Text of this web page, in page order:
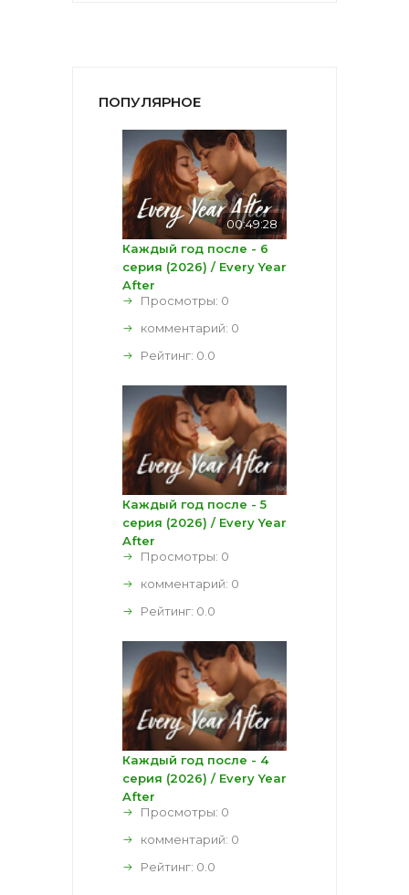
ПОПУЛЯРНОЕ
00:49:28
Каждый год после - 6
серия (2026) / Every Year
After
Просмотры: 0
комментарий: 0
Рейтинг: 0.0
Каждый год после - 5
серия (2026) / Every Year
After
Просмотры: 0
комментарий: 0
Рейтинг: 0.0
Каждый год после - 4
серия (2026) / Every Year
After
Просмотры: 0
комментарий: 0
Рейтинг: 0.0